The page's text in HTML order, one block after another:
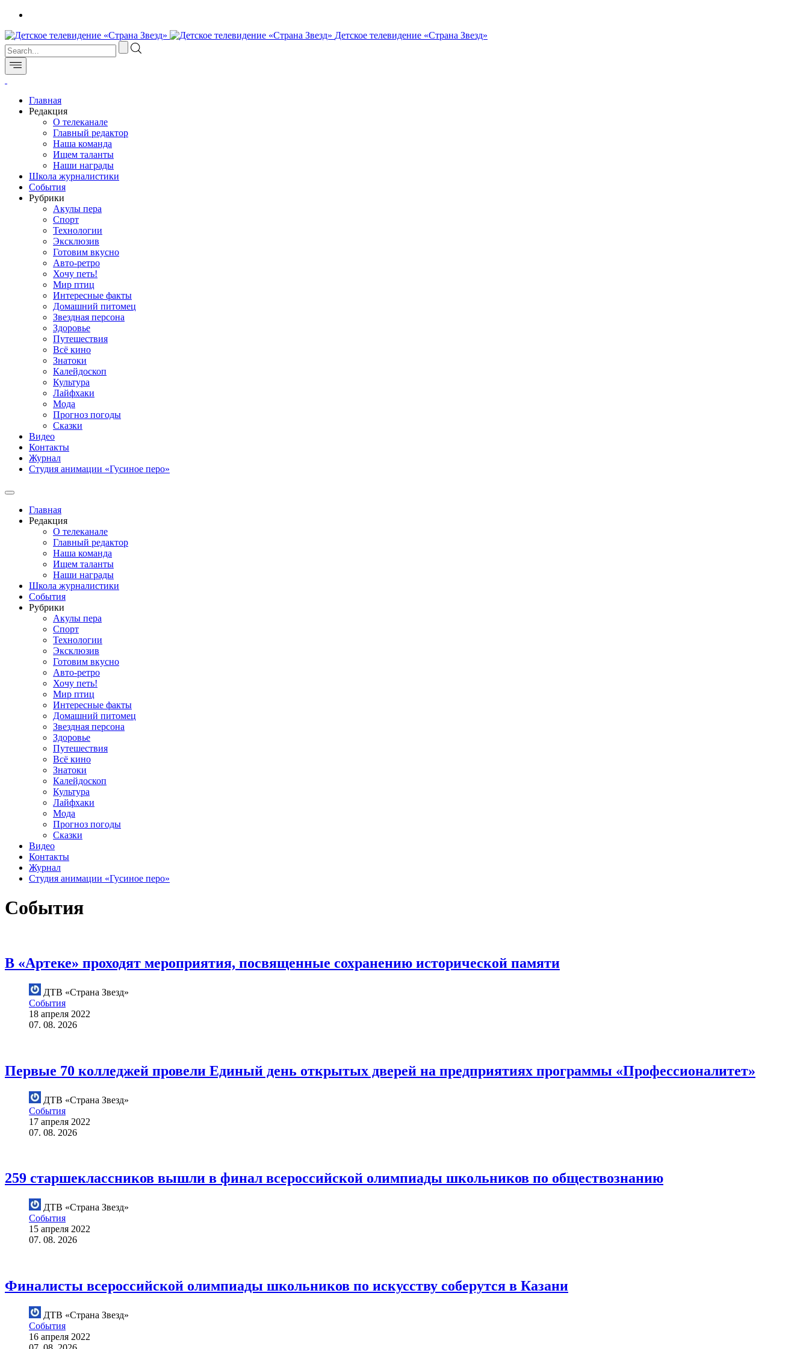
Детское телевидение «Страна Звезд»
Главная
Редакция
О телеканале
Главный редактор
Наша команда
Ищем таланты
Наши награды
Школа журналистики
События
Рубрики
Акулы пера
Спорт
Технологии
Эксклюзив
Готовим вкусно
Авто-ретро
Хочу петь!
Мир птиц
Интересные факты
Домашний питомец
Звездная персона
Здоровье
Путешествия
Всё кино
Знатоки
Калейдоскоп
Культура
Лайфхаки
Мода
Прогноз погоды
Сказки
Видео
Контакты
Журнал
Студия анимации «Гусиное перо»
Главная
Редакция
О телеканале
Главный редактор
Наша команда
Ищем таланты
Наши награды
Школа журналистики
События
Рубрики
Акулы пера
Спорт
Технологии
Эксклюзив
Готовим вкусно
Авто-ретро
Хочу петь!
Мир птиц
Интересные факты
Домашний питомец
Звездная персона
Здоровье
Путешествия
Всё кино
Знатоки
Калейдоскоп
Культура
Лайфхаки
Мода
Прогноз погоды
Сказки
Видео
Контакты
Журнал
Студия анимации «Гусиное перо»
События
В «Артеке» проходят мероприятия, посвященные сохранению исторической памяти
ДТВ «Страна Звезд»
События
18 апреля 2022
07. 08. 2026
Первые 70 колледжей провели Единый день открытых дверей на предприятиях программы «Профессионалитет»
ДТВ «Страна Звезд»
События
17 апреля 2022
07. 08. 2026
259 старшеклассников вышли в финал всероссийской олимпиады школьников по обществознанию
ДТВ «Страна Звезд»
События
15 апреля 2022
07. 08. 2026
Финалисты всероссийской олимпиады школьников по искусству соберутся в Казани
ДТВ «Страна Звезд»
События
16 апреля 2022